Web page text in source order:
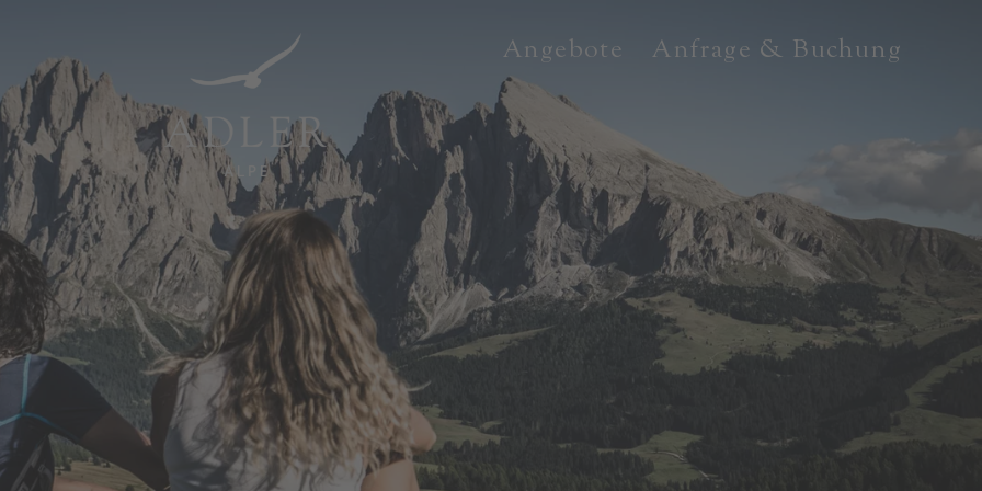
Angebote Anfrage & Buchung